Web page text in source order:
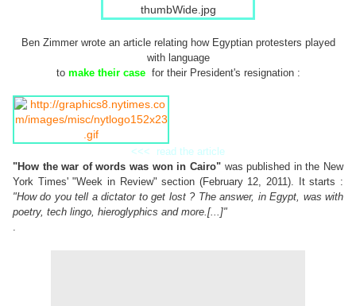
Ben Zimmer wrote an article relating how Egyptian protesters played
with language
to make their casefor their President's resignation :
<<< read the article
"How the war of words was won in Cairo"was published in the New
York Times' "Week in Review" section (February 12, 2011). It starts :
"How do you tell a dictator to get lost ? The answer, in Egypt, was with
poetry, tech lingo, hieroglyphics and more.[...]"
.